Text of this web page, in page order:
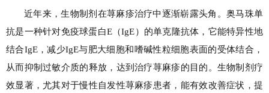
近年来，生物制剂在荨麻疹治疗中逐渐崭露头角。奥马珠单
抗是一种针对免疫球蛋白E（IgE）的单克隆抗体，它能特异性地
结合IgE，减少IgE与肥大细胞和嗜碱性粒细胞表面的受体结合，
从而抑制过敏介质的释放，达到治疗荨麻疹的目的。生物制剂疗
效显著，尤其对于慢性自发性荨麻疹患者，能有效改善症状，提